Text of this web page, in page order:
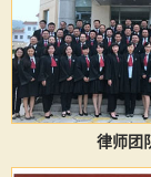
律师团